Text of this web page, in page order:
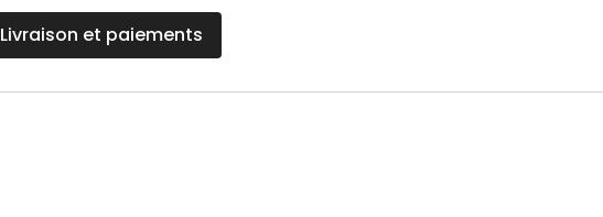
Livraison et paiements